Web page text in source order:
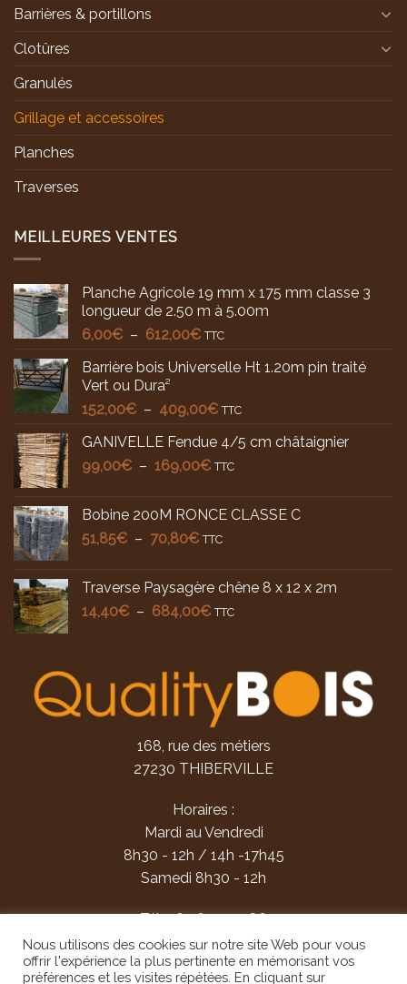
Barrières & portillons
Clotûres
Granulés
Grillage et accessoires
Planches
Traverses
MEILLEURES VENTES
Planche Agricole 19 mm x 175 mm classe 3
longueur de 2.50 m à 5.00m
6,00€ – 612,00€Plage
prix :
à
TTC
Barrière bois Universelle Ht 1.20m pin traité
Vert ou Dura²
152,00€ – 409,00€Plage
prix :
152,00€
TTC
GANIVELLE Fendue 4/5 cm châtaignier
99,00€ – 169,00€Plage
99,00€
à
TTC
Bobine 200M RONCE CLASSE C
51,85€ – 70,80€Plage
51,85€
à
TTC
Traverse Paysagère chêne 8 x 12 x 2m
14,40€ – 684,00€Plage
14,40€
à
684,00€
TTC
168, rue des métiers
27230 THIBERVILLE
Horaires :
Mardi au Vendredi
8h30 - 12h / 14h -17h45
Samedi 8h30 - 12h
Tél:06 26 27 35 86
contact@qualitybois.fr
Nous utilisons des cookies sur notre site Web pour vous
offrir l'expérience la plus pertinente en mémorisant vos
préférences et les visites répétées. En cliquant sur